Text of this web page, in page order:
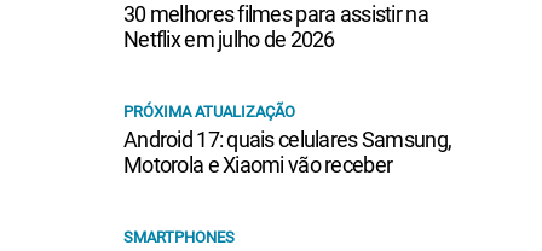
30 melhores filmes para assistir na
Netflix em julho de 2026
PRÓXIMA ATUALIZAÇÃO
Android 17: quais celulares Samsung,
Motorola e Xiaomi vão receber
SMARTPHONES